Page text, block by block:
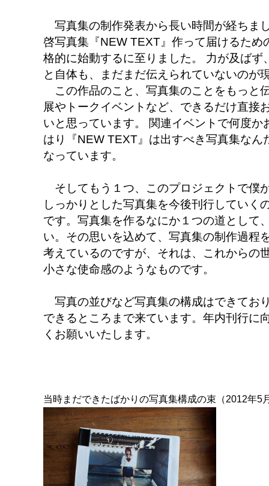
写真集の制作発表から長い時間が経ちま
啓写真集『NEW TEXT』作って届けるため
格的に始動するに至りました。 力が及ば
と自体も、まだまだ伝えられていないのが
この作品のこと、写真集のことをもっと
展やトークイベントなど、できるだけ直接
いと思っています。 関連イベントで何度
はり『NEW TEXT』は出すべき写真集なん
なっています。
そしてもう１つ、このプロジェクトで僕
しっかりとした写真集を今後刊行していく
です。写真集を作るなにか１つの道として
い。その思いを込めて、写真集の制作過程
考えているのですが、それは、これからの
小さな使命感のようなものです。
写真の並びなど写真集の構成はできてお
できるところまで来ています。年内刊行に
くお願いいたします。
当時まだできたばかりの写真集構成の束（2012年5